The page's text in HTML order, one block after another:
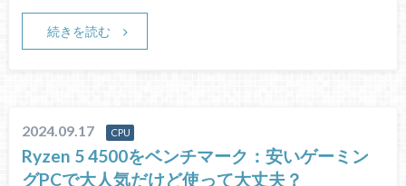
続きを読む
2024.09.17 CPU
Ryzen 5 4500をベンチマーク：安いゲーミン
グPCで大人気だけど使って大丈夫？